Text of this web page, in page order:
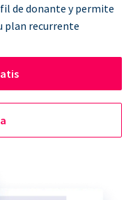
de donante y permite
plan recurrente